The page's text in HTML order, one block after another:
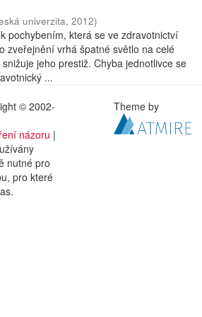
univerzita, 2012)
pochybením, která se ve zdravotnictví
zveřejnění vrhá špatné světlo na celé
jeho prestiž. Chyba jednotlivce se
...
© 2002-
názoru |
nutné pro
pro které
Theme by